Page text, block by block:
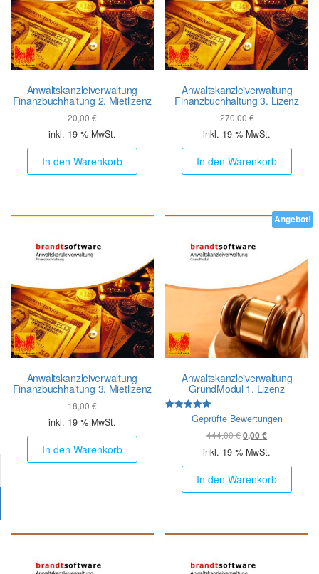
Anwalts­kanzlei­verwaltung
Finanz­buch­haltung 2. Mietlizenz
20,00 €
inkl. 19 % MwSt.
In den Warenkorb
Anwalts­kanzlei­verwaltung
Finanz­buch­haltung 3. Lizenz
270,00 €
inkl. 19 % MwSt.
In den Warenkorb
Anwalts­kanzlei­verwaltung
Finanz­buch­haltung 3. Mietlizenz
18,00 €
inkl. 19 % MwSt.
In den Warenkorb
Angebot!
Anwalts­kanzlei­verwaltung
GrundModul 1. Lizenz
Bewertet mit
5.00Geprüfte Bewertungen
444,00€Ursprünglicher
0,00€Aktueller
inkl. 19 % MwSt.
In den Warenkorb